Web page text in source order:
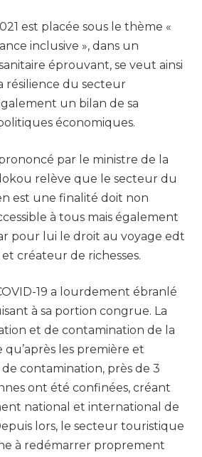
est placée sous le thème «
inclusive », dans un
éprouvant, se veut ainsi
résilience du secteur
un bilan de sa
économiques.
par le ministre de la
relève que le secteur du
est une finalité doit non
à tous mais également
pour lui le droit au voyage edt
créateur de richesses.
19 a lourdement ébranlé
à sa portion congrue. La
et de contamination de la
les première et
contamination, près de 3
ont été confinées, créant
national et international de
lors, le secteur touristique
à redémarrer proprement